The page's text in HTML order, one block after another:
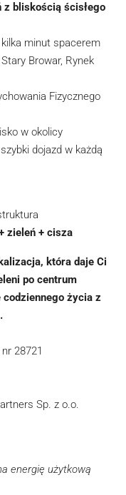
z bliskością ścisłego
minut spacerem
Browar, Rynek
Fizycznego
w okolicy
dojazd w każdą
zieleń + cisza
która daje Ci
po centrum
codziennego życia z
28721
Sp. z o.o.
energię użytkową